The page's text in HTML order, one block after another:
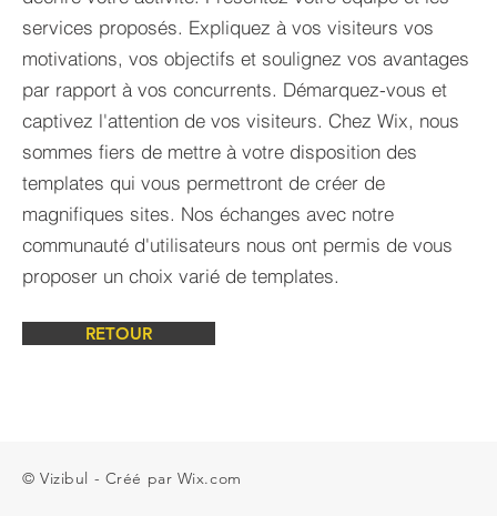
services proposés. Expliquez à vos visiteurs vos
motivations, vos objectifs et soulignez vos avantages
par rapport à vos concurrents. Démarquez-vous et
captivez l'attention de vos visiteurs. Chez Wix, nous
sommes fiers de mettre à votre disposition des
templates qui vous permettront de créer de
magnifiques sites. Nos échanges avec notre
communauté d'utilisateurs nous ont permis de vous
proposer un choix varié de templates.
RETOUR
© Vizibul - Créé par Wix.com